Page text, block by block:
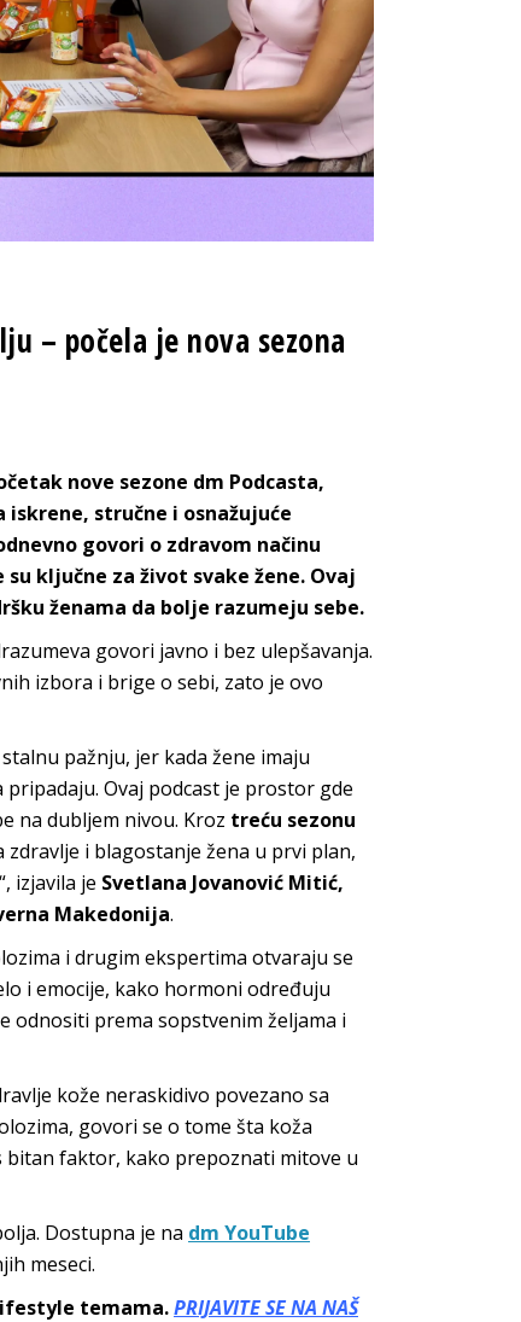
– počela je nova sezona
nove sezone dm Podcasta,
stručne i osnažujuće
govori o zdravom načinu
ključne za život svake žene. Ovaj
ženama da bolje razumeju sebe.
govori javno i bez ulepšavanja.
izbora i brige o sebi, zato je ovo
pažnju, jer kada žene imaju
Ovaj podcast je prostor gde
na dubljem nivou. Kroz treću sezonu
i blagostanje žena u prvi plan,
izjavila je Svetlana Jovanović Mitić,
Makedonija.
i drugim ekspertima otvaraju se
i emocije, kako hormoni određuju
odnositi prema sopstvenim željama i
kože neraskidivo povezano sa
govori se o tome šta koža
faktor, kako prepoznati mitove u
Dostupna je na dm YouTube
meseci.
temama.PRIJAVITE SE NA NAŠ